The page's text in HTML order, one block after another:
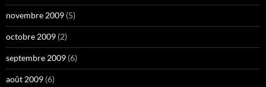
novembre 2009 (5)
octobre 2009 (2)
septembre 2009 (6)
août 2009 (6)